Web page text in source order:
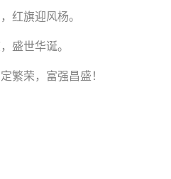
红旗迎风杨。
盛世华诞。
繁荣，富强昌盛！